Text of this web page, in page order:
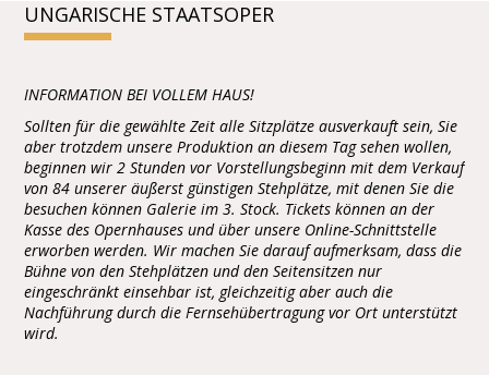
UNGARISCHE STAATSOPER
INFORMATION BEI VOLLEM HAUS!
Sollten für die gewählte Zeit alle Sitzplätze ausverkauft sein, Sie
aber trotzdem unsere Produktion an diesem Tag sehen wollen,
beginnen wir 2 Stunden vor Vorstellungsbeginn mit dem Verkauf
von 84 unserer äußerst günstigen Stehplätze, mit denen Sie die
besuchen können Galerie im 3. Stock. Tickets können an der
Kasse des Opernhauses und über unsere Online-Schnittstelle
erworben werden. Wir machen Sie darauf aufmerksam, dass die
Bühne von den Stehplätzen und den Seitensitzen nur
eingeschränkt einsehbar ist, gleichzeitig aber auch die
Nachführung durch die Fernsehübertragung vor Ort unterstützt
wird.